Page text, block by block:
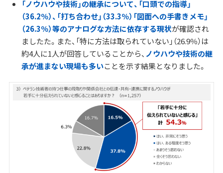
「ノウハウや技術」の継承について、「口頭での指導」
（36.2％）、「打ち合わせ」（33.3％）「図面への手書きメモ」
（26.3％）等のアナログな方法に依存する現状が確認され
ましたた。また、「特に方法は取られていない」（26.9％）は
約4人に1人が回答していることから、 ノウハウや技術の継
承が進まない現場も多いことを示す結果となりました。